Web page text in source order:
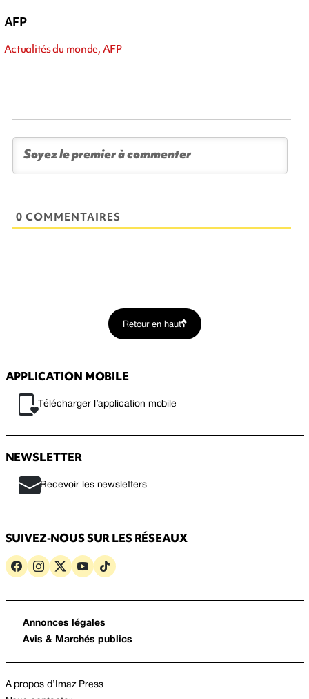
AFP
Actualités du monde, AFP
0 COMMENTAIRES
Retour en haut
APPLICATION MOBILE
Télécharger l’application mobile
NEWSLETTER
Recevoir les newsletters
SUIVEZ-NOUS SUR LES RÉSEAUX
Annonces légales
Avis & Marchés publics
A propos d’Imaz Press